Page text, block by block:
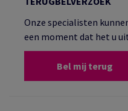
Onze specialisten
een moment dat het u
Bel mij terug